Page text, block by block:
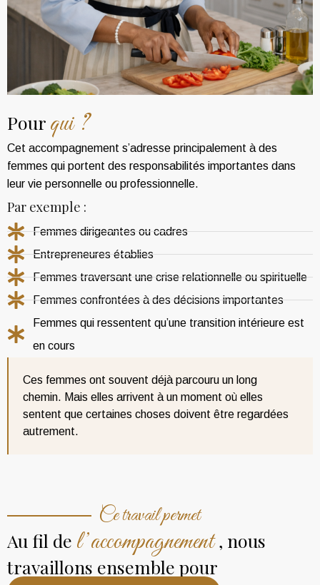
Pour qui ?
Cet accompagnement s’adresse principalement à des
femmes qui portent des responsabilités importantes dans
leur vie personnelle ou professionnelle.
Par exemple :
Femmes dirigeantes ou cadres
Entrepreneures établies
Femmes traversant une crise relationnelle ou spirituelle
Femmes confrontées à des décisions importantes
Femmes qui ressentent qu’une transition intérieure est
en cours
Ces femmes ont souvent déjà parcouru un long
chemin. Mais elles arrivent à un moment où elles
sentent que certaines choses doivent être regardées
autrement.
Ce travail permet
Au fil de l’accompagnement, nous
travaillons ensemble pour